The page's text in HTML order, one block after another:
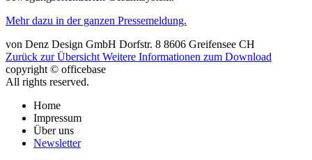
Mehr dazu in der ganzen Pressemeldung.
von Denz Design GmbH Dorfstr. 8 8606 Greifensee CH
Zurück zur Übersicht Weitere Informationen zum Download
copyright © officebase
All rights reserved.
Home
Impressum
Über uns
Newsletter